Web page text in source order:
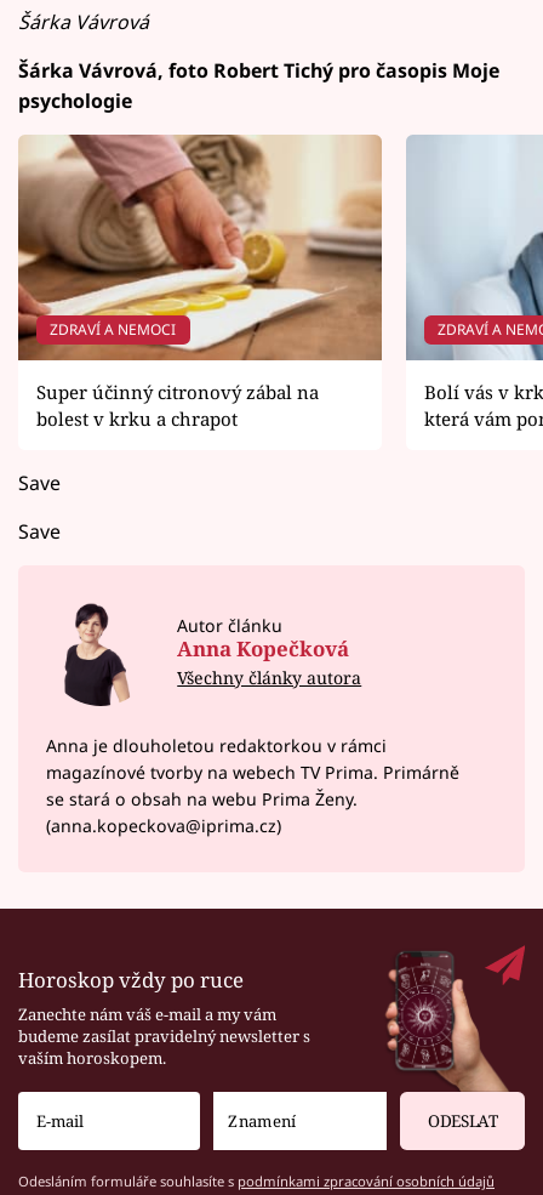
Šárka Vávrová
Šárka Vávrová, foto Robert Tichý pro časopis Moje
psychologie
ZDRAVÍ A NEMOCI
Super účinný citronový zábal na
bolest v krku a chrapot
ZDRAVÍ A
Bolí vás v
která vám
Save
Save
Autor článku
Anna Kopečková
Všechny články autora
Anna je dlouholetou redaktorkou v rámci
magazínové tvorby na webech TV Prima. Primárně
se stará o obsah na webu Prima Ženy.
(anna.kopeckova@iprima.cz)
Horoskop vždy po ruce
Zanechte nám váš e-mail a my vám
budeme zasílat pravidelný newsletter s
vaším horoskopem.
ODESLAT
Odesláním formuláře souhlasíte s podmínkami zpracování osobních údajů